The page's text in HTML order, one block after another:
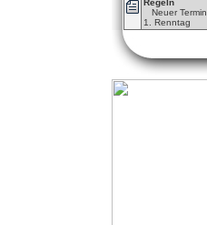
Regeln
Neuer Termin
1. Renntag